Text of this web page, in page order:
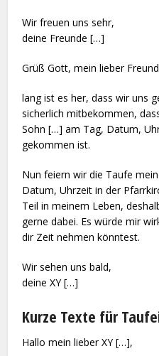
Wir freuen uns sehr,
deine Freunde […]
Grüß Gott, mein lieber
lang ist es her, dass wir uns
sicherlich mitbekommen,
Sohn […] am Tag, Datum,
gekommen ist.
Nun feiern wir die Taufe
Datum, Uhrzeit in der
Teil in meinem Leben,
gerne dabei. Es würde mir
dir Zeit nehmen könntest.
Wir sehen uns bald,
deine XY […]
Kurze Texte für
Hallo mein lieber XY […],